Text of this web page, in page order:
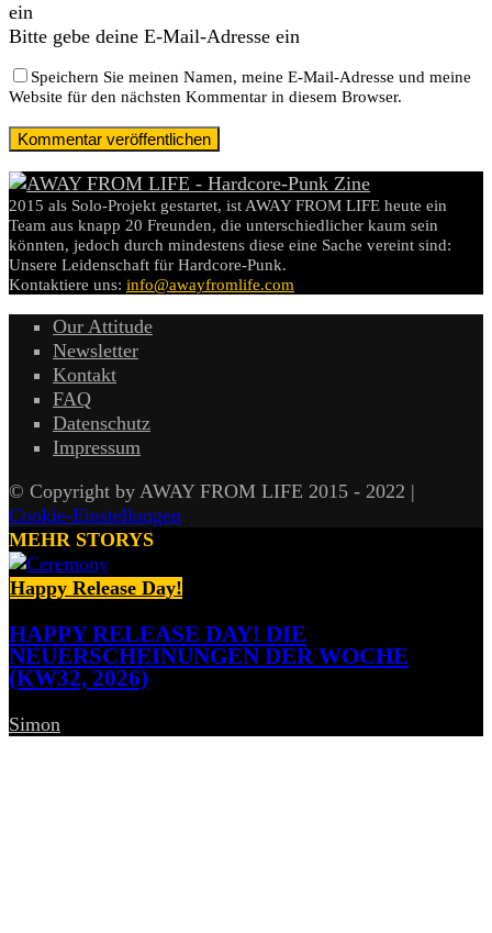
ein
Bitte gebe deine E-Mail-Adresse ein
Speichern Sie meinen Namen, meine E-Mail-Adresse und meine
Website für den nächsten Kommentar in diesem Browser.
2015 als Solo-Projekt gestartet, ist AWAY FROM LIFE heute ein
Team aus knapp 20 Freunden, die unterschiedlicher kaum sein
könnten, jedoch durch mindestens diese eine Sache vereint sind:
Unsere Leidenschaft für Hardcore-Punk.
Kontaktiere uns: info@awayfromlife.com
Our Attitude
Newsletter
Kontakt
FAQ
Datenschutz
Impressum
© Copyright by AWAY FROM LIFE 2015 - 2022 |
Cookie-Einstellungen
MEHR STORYS
Happy Release Day!
HAPPY RELEASE DAY! DIE
NEUERSCHEINUNGEN DER WOCHE
(KW32, 2026)
Simon